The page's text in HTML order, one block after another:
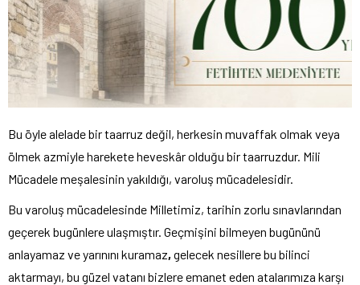
Bu öyle alelade bir taarruz değil, herkesin muvaffak olmak veya
ölmek azmiyle harekete heveskâr olduğu bir taarruzdur. Mili
Mücadele meşalesinin yakıldığı, varoluş mücadelesidir.
Bu varoluş mücadelesinde Milletimiz, tarihin zorlu sınavlarından
geçerek bugünlere ulaşmıştır. Geçmişini bilmeyen bugününü
anlayamaz ve yarınını kuramaz, gelecek nesillere bu bilinci
aktarmayı, bu güzel vatanı bizlere emanet eden atalarımıza karşı